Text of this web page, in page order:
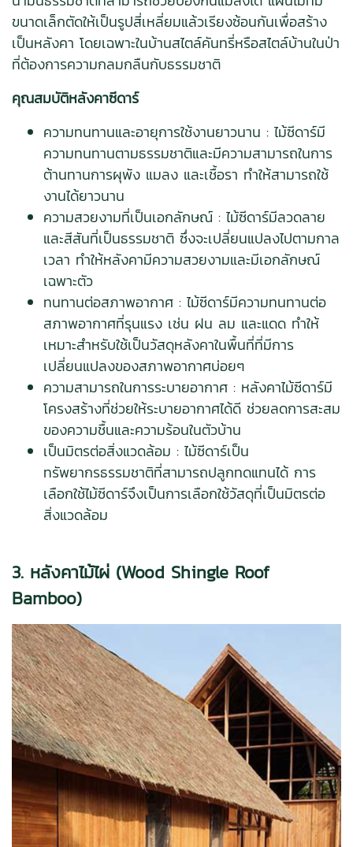
ขนาดเล็กตัดให้เป็นรูปสี่เหลี่ยมแล้วเรียงซ้อนกันเพื่อสร้าง
เป็นหลังคา โดยเฉพาะในบ้านสไตล์คันทรี่หรือสไตล์บ้านในป่า
ที่ต้องการความกลมกลืนกับธรรมชาติ
คุณสมบัติหลังคาซีดาร์
ความทนทานและอายุการใช้งานยาวนาน : ไม้ซีดาร์มี
ความทนทานตามธรรมชาติและมีความสามารถในการ
ต้านทานการผุพัง แมลง และเชื้อรา ทำให้สามารถใช้
งานได้ยาวนาน
ความสวยงามที่เป็นเอกลักษณ์ : ไม้ซีดาร์มีลวดลาย
และสีสันที่เป็นธรรมชาติ ซึ่งจะเปลี่ยนแปลงไปตามกาล
เวลา ทำให้หลังคามีความสวยงามและมีเอกลักษณ์
เฉพาะตัว
ทนทานต่อสภาพอากาศ : ไม้ซีดาร์มีความทนทานต่อ
สภาพอากาศที่รุนแรง เช่น ฝน ลม และแดด ทำให้
เหมาะสำหรับใช้เป็นวัสดุหลังคาในพื้นที่ที่มีการ
เปลี่ยนแปลงของสภาพอากาศบ่อยๆ
ความสามารถในการระบายอากาศ : หลังคาไม้ซีดาร์มี
โครงสร้างที่ช่วยให้ระบายอากาศได้ดี ช่วยลดการสะสม
ของความชื้นและความร้อนในตัวบ้าน
เป็นมิตรต่อสิ่งแวดล้อม : ไม้ซีดาร์เป็น
ทรัพยากรธรรมชาติที่สามารถปลูกทดแทนได้ การ
เลือกใช้ไม้ซีดาร์จึงเป็นการเลือกใช้วัสดุที่เป็นมิตรต่อ
สิ่งแวดล้อม
3. หลังคาไม้ไผ่ (Wood Shingle Roof
Bamboo)